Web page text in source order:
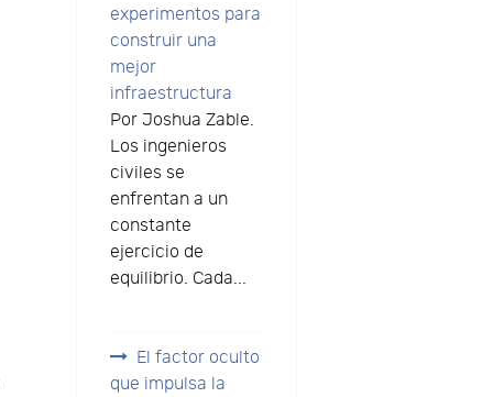
experimentos para
construir una
mejor
infraestructura
Por Joshua Zable.
Los ingenieros
civiles se
enfrentan a un
constante
ejercicio de
equilibrio. Cada...
El factor oculto
que impulsa la